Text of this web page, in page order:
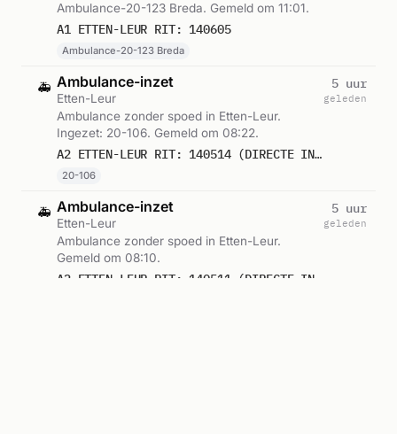
Ambulance-20-123 Breda. Gemeld om 11:01.
A1 ETTEN-LEUR RIT: 140605
Ambulance-20-123 Breda
🚑 Ambulance-inzet
Etten-Leur
Ambulance zonder spoed in Etten-Leur.
Ingezet: 20-106. Gemeld om 08:22.
A2 ETTEN-LEUR RIT: 140514 (DIRECTE INZET: JA)
20-106
5 uur
geleden
🚑 Ambulance-inzet
Etten-Leur
Ambulance zonder spoed in Etten-Leur.
Gemeld om 08:10.
A2 ETTEN-LEUR RIT: 140511 (DIRECTE INZET: JA)
5 uur
geleden